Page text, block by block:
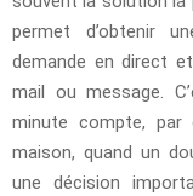
permet d’obtenir
demande en direct
mail ou message.
minute compte, par
maison, quand un
une décision